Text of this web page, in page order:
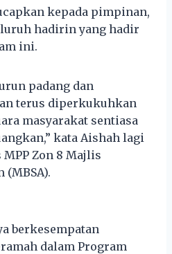
kepada pimpinan,
hadirin yang hadir
ini.
padang dan
terus diperkukuhkan
masyarakat sentiasa
kata Aishah lagi
Zon 8 Majlis
(MBSA).
berkesempatan
dalam Program